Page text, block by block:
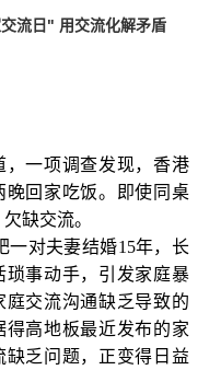
流日" 用交流化解矛盾
一项调查发现，香港
回家吃饭。即使同桌
缺交流。
对夫妻结婚15年，长
琐事动手，引发家庭暴
交流沟通缺乏导致的
高地板最近发布的家
乏问题，正变得日益